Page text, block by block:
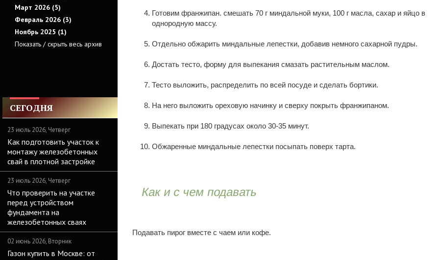
Март 2026 (5)
Февраль 2026 (3)
Ноябрь 2025 (1)
Показать / скрыть весь архив
СЕГОДНЯ
23 июль 2026, Четверг
Как подготовить участок к
монтажу железобетонных
свай в плотной застройке
23 июль 2026, Четверг
Что проверить на участке
перед устройством
фундамента на
железобетонных сваях
02 июнь 2026, Вторник
Газон купить в Москве: от
Готовим франжипан. смешать 70 г миндальной муки, 100 г масла, сахар и яйцо в
однородную массу.
Отдельно обжарить миндальные лепестки, добавив немного сахарной пудры.
Достать тесто, форму для выпекания смазать растительным маслом.
Тесто выложить, распределить по всей посуде и сделать бортики.
На него выложить ореховую начинку и сверху покрыть франжипаном.
Выпекать при 180 градусах около 30-35 минут.
Обжаренные миндальные лепестки посыпать поверх тарта.
Как и с чем подавать
Подавать пирог вместе с чаем или кофе.